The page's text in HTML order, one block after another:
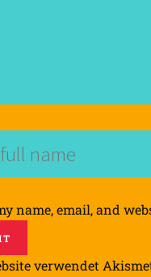
name, email, and
verwendet